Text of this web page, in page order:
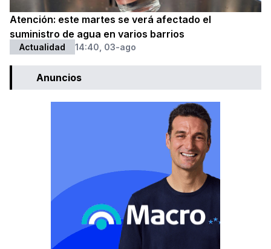
Atención: este martes se verá afectado el
suministro de agua en varios barrios
Actualidad 14:40, 03-ago
Anuncios